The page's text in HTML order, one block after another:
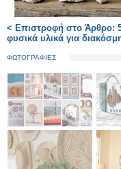
< Επιστροφή στο Άρθρο:
φυσικά υλικά για
ΦΩΤΟΓΡΑΦΙΕΣ